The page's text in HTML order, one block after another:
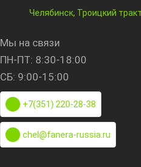
Челябинск, Троицкий
Мы на связи
ПН-ПТ: 8:30-18:00
СБ: 9:00-15:00
+7(351) 220-28-38
chel@fanera-russia.ru